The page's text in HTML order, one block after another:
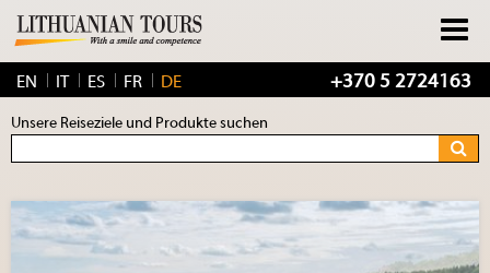
EN IT ES FR DE +370 5 2724163
Unsere Reiseziele und Produkte suchen